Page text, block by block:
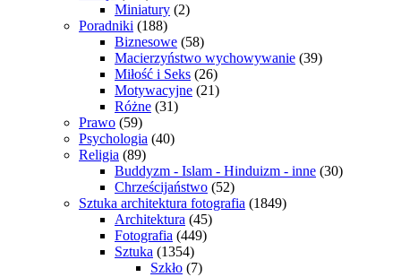
Miniatury (2)
Poradniki (188)
Biznesowe (58)
Macierzyństwo wychowywanie (39)
Miłość i Seks (26)
Motywacyjne (21)
Różne (31)
Prawo (59)
Psychologia (40)
Religia (89)
Buddyzm - Islam - Hinduizm - inne (30)
Chrześcijaństwo (52)
Sztuka architektura fotografia (1849)
Architektura (45)
Fotografia (449)
Sztuka (1354)
Szkło (7)